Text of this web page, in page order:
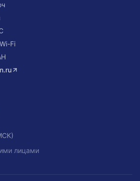
Fi
лицами